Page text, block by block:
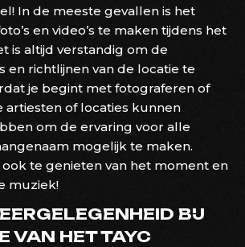
In de meeste gevallen is het
en video’s te maken tijdens het
is altijd verstandig om de
en richtlijnen van de locatie te
je begint met fotograferen of
artiesten of locaties kunnen
om de ervaring voor alle
mogelijk te maken.
te genieten van het moment en
muziek!
BIJ
VAN HET TAYC